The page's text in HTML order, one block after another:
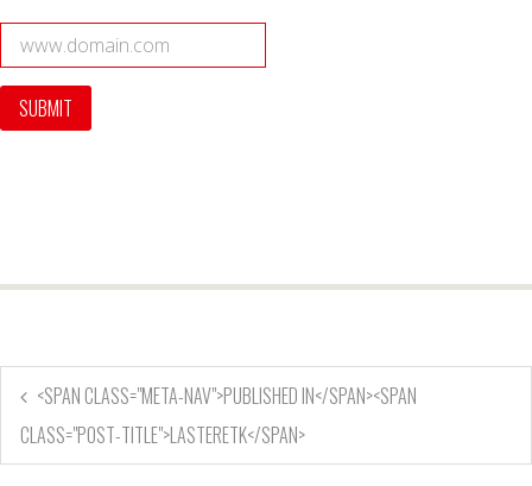
<SPAN CLASS="META-NAV">PUBLISHED IN</SPAN><SPAN
CLASS="POST-TITLE">LASTERETK</SPAN>